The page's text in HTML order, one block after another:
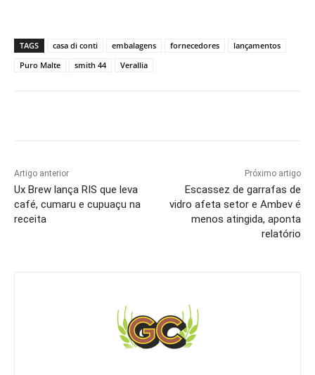
TAGS casa di conti embalagens fornecedores
lançamentos
Puro Malte
smith 44 Verallia
Artigo anterior
Ux Brew lança RIS que leva
café, cumaru e cupuaçu na
receita
Próximo artigo
Escassez de garrafas de
vidro afeta setor e Ambev é
menos atingida, aponta
relatório